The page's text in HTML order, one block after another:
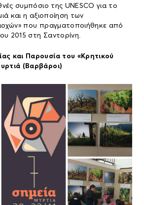
συμπόσιο της ‪UNESCO‬ για το
και η αξιοποίηση των
που πραγματοποιήθηκε από
2015 στη Σαντορίνη.
και Παρουσία του «Κρητικού
(Βαρβάροι)